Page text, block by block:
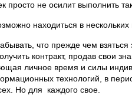
просто не осилит выполнить
находиться в
что прежде чем
контракт, продав свои
личное время и силы
технологий, в
Но для каждого свое.